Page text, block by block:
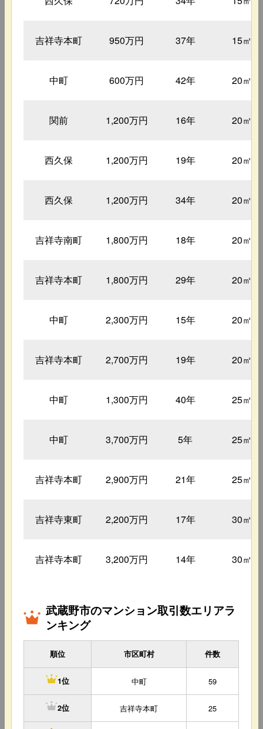
吉祥寺本町 950万円 37年 15㎡
中町 600万円 42年 20㎡
関前 1,200万円 16年 20㎡
西久保 1,200万円 19年 20㎡
西久保 1,200万円 34年 20㎡
吉祥寺南町 1,800万円 18年 20㎡
吉祥寺本町 1,800万円 29年 20㎡
中町 2,300万円 15年 20㎡
吉祥寺本町 2,700万円 19年 20㎡
中町 1,300万円 40年 25㎡
中町 3,700万円 5年 25㎡
吉祥寺本町 2,900万円 21年 25㎡
吉祥寺東町 2,200万円 17年 30㎡
吉祥寺本町 3,200万円 14年 30㎡
武蔵野市のマンション取引数エリアラ
ンキング
順位 市区町村 件数
1位 中町 59
2位 吉祥寺本町 25